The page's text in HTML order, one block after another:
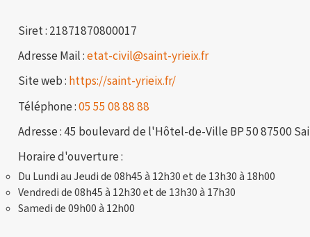
Siret : 21871870800017
Adresse Mail :etat-civil@saint-yrieix.fr
Site web : https://saint-yrieix.fr/
Téléphone :05 55 08 88 88
Adresse : 45 boulevard de l'Hôtel-de-Ville BP 50 87500
Horaire d'ouverture :
Du Lundi au Jeudi de 08h45 à 12h30 et de 13h30 à 18h00
Vendredi de 08h45 à 12h30 et de 13h30 à 17h30
Samedi de 09h00 à 12h00